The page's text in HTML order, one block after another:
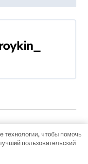
технологии, чтобы помочь
пользовательский